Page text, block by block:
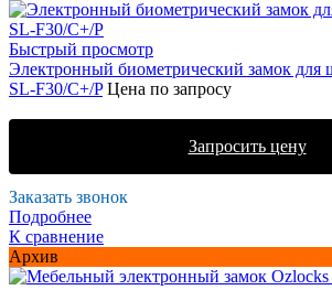
Быстрый просмотр
Электронный биометрический замок для
SL-F30/C+/P Цена по запросу
Запросить цену
Заказать звонок
Подробнее
К сравнение
Архив